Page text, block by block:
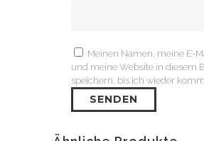
Meinen Namen, meine E-
und meine Website in diesem
speichern, bis ich wieder